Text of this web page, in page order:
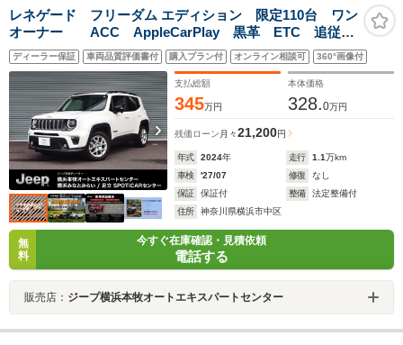
レネゲード フリーダム エディション 限定110台 ワン
オーナー ACC AppleCarPlay 黒革 ETC 追従式
クルコン ヒーター バックカメラ付き ターボ車 電
動シート LEDライト キーレスエントリー 車線逸脱
警告 禁煙 ABS 認定中古車
ディーラー保証 車両品質評価書付 購入プラン付 オンライン相談可 360°画像付
支払総額
345万円
本体価格
328.0万円
残価ローン 月々21,200円
年式 2024年 走行 1.1万km
車検
'27/07 修復
なし
保証
保証付 整備
法定整備付
住所
神奈川県横浜市中区
無
料
今すぐ在庫確認・見積依頼
電話する
販売店： ジープ横浜本牧オートエキスパートセンター